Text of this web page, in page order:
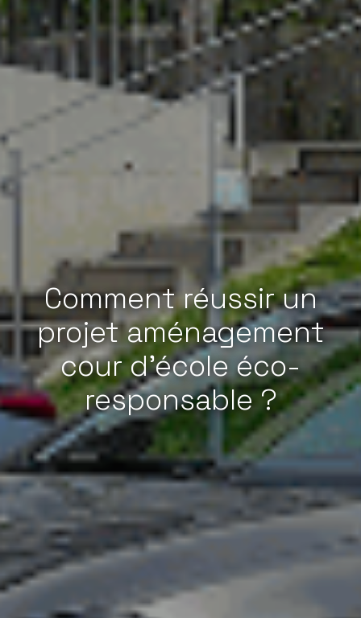
Comment réussir un
projet aménagement
cour d'école éco-
responsable ?